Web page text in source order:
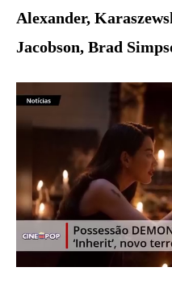
Alexander,
Jacobson, Brad